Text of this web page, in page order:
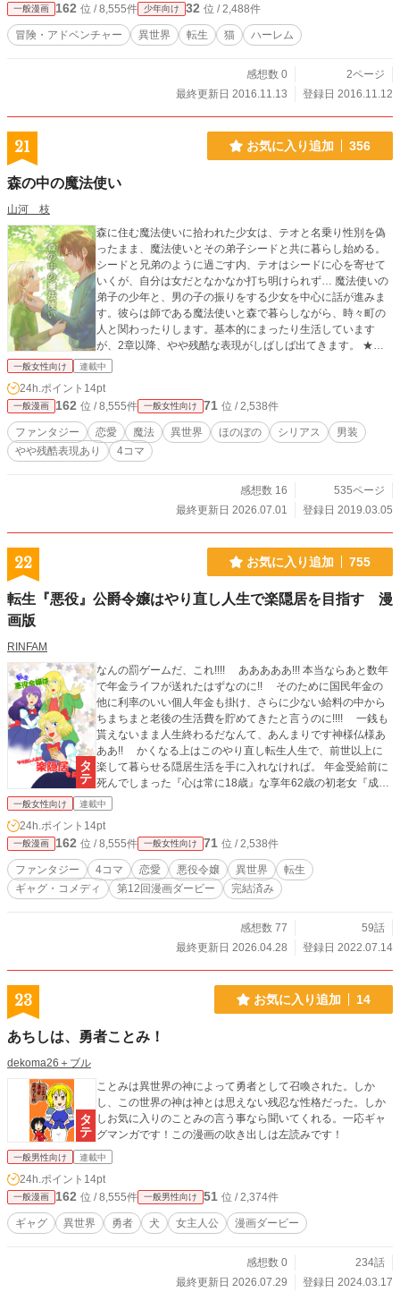
一般漫画 162 位 / 8,555件 少年向け 32 位 / 2,488件
冒険・アドベンチャー 異世界 転生 猫 ハーレム
感想数 0
2ページ
最終更新日 2016.11.13
登録日 2016.11.12
21 お気に入り追加 356
森の中の魔法使い
山河 枝
森に住む魔法使いに拾われた少女は、テオと名乗り性別を偽
ったまま、魔法使いとその弟子シードと共に暮らし始める。
シードと兄弟のように過ごす内、テオはシードに心を寄せて
いくが、自分は女だとなかなか打ち明けられず… 魔法使いの
弟子の少年と、男の子の振りをする少女を中心に話が進みま
す。彼らは師である魔法使いと森で暮らしながら、時々町の
人と関わったりします。基本的にまったり生活しています
が、2章以降、やや残酷な表現がしばしば出てきます。 ★→
やや残酷な表現がある話。（個人的な判断に基づくので、人
ろじゃない」と感じる可能性はあります）
一般女性向け 連載中
24h.ポイント 14pt
一般漫画 162 位 / 8,555件 一般女性向け 71 位 / 2,538件
ファンタジー 恋愛 魔法 異世界 ほのぼの シリアス
男装
やや残酷表現あり
4コマ
感想数 16
535ページ
最終更新日 2026.07.01
登録日 2019.03.05
22 お気に入り追加 755
転生『悪役』公爵令嬢はやり直し人生で楽隠居を目指す 漫
画版
RINFAM
なんの罰ゲームだ、これ!!!! あああああ!!! 本当ならあと数年
で年金ライフが送れたはずなのに!! そのために国民年金の
他に利率のいい個人年金も掛け、さらに少ない給料の中から
ちまちまと老後の生活費を貯めてきたと言うのに!!!! 一銭も
貰えないまま人生終わるだなんて、あんまりです神様仏様あ
ああ!! かくなる上はこのやり直し転生人生で、前世以上に
楽して暮らせる隠居生活を手に入れなければ。 年金受給前に
死んでしまった『心は常に18歳』な享年62歳の初老女『成瀬
裕子』はある日突然死しファンタジー世界で公爵令嬢に転生!!
やり直し人生で再び若いままでの楽隠居生活を目指すこと
に。 小説版もあります。
一般女性向け 連載中
24h.ポイント 14pt
一般漫画 162 位 / 8,555件 一般女性向け 71 位 / 2,538件
ファンタジー 4コマ 恋愛 悪役令嬢 異世界
転生
ギャグ・コメディ
第12回漫画ダービー 完結済み
感想数 77
59話
最終更新日 2026.04.28
登録日 2022.07.14
23 お気に入り追加 14
あちしは、勇者ことみ！
dekoma26＋ブル
ことみは異世界の神によって勇者として召喚された。しか
し、この世界の神は神とは思えない残忍な性格だった。しか
しお気に入りのことみの言う事なら聞いてくれる。一応ギャ
グマンガです！この漫画の吹き出しは左読みです！
一般男性向け 連載中
24h.ポイント 14pt
一般漫画 162 位 / 8,555件 一般男性向け 51 位 / 2,374件
ギャグ 異世界 勇者 犬 女主人公 漫画ダービー
感想数 0
234話
最終更新日 2026.07.29
登録日 2024.03.17